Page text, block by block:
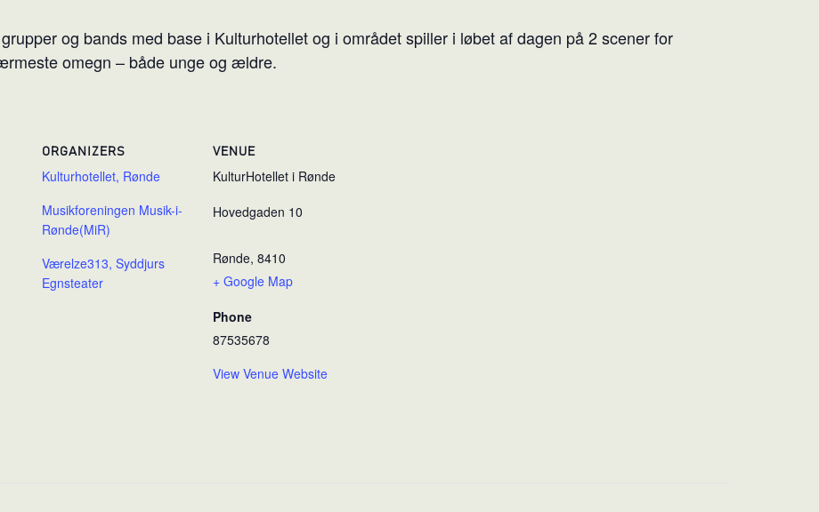
og bands med base i Kulturhotellet og i området spiller i løbet af dagen på 2 scener for
omegn – både unge og ældre.
ORGANIZERS
Kulturhotellet, Rønde
Musikforeningen Musik-i-
Rønde(MiR)
Værelze313, Syddjurs
Egnsteater
VENUE
KulturHotellet i Rønde
Hovedgaden 10
Rønde, 8410
+ Google Map
Phone
87535678
View Venue Website